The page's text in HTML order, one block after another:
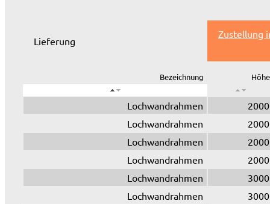
Lieferung
Zustellung
Bezeichnung Höhe
Lochwandrahmen
2000
Lochwandrahmen
2000
Lochwandrahmen
2000
Lochwandrahmen
2000
Lochwandrahmen
3000
Lochwandrahmen
3000